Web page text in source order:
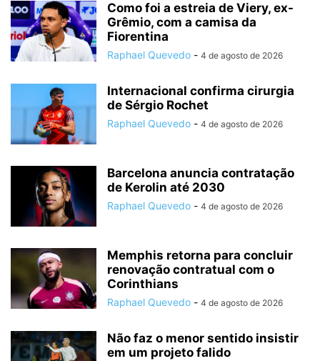
Como foi a estreia de Viery, ex-
Grêmio, com a camisa da
Fiorentina
Raphael Quevedo - 4 de agosto de 2026
Internacional confirma cirurgia
de Sérgio Rochet
Raphael Quevedo - 4 de agosto de 2026
Barcelona anuncia contratação
de Kerolin até 2030
Raphael Quevedo - 4 de agosto de 2026
Memphis retorna para concluir
renovação contratual com o
Corinthians
Raphael Quevedo - 4 de agosto de 2026
Não faz o menor sentido insistir
em um projeto falido